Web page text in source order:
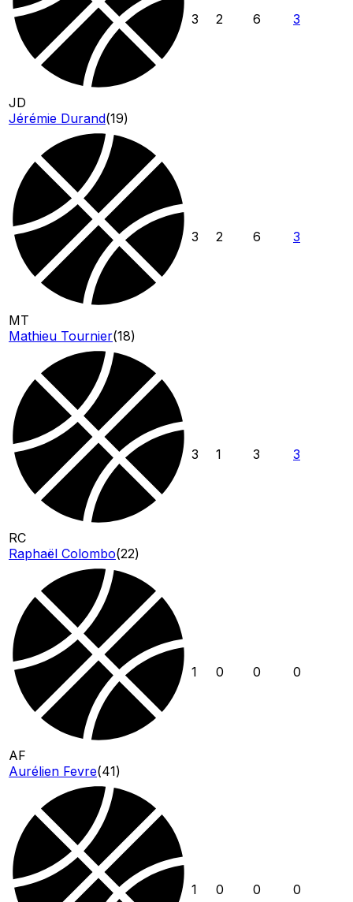
JD
Jérémie Durand(19)
3 2 6 3
MT
Mathieu Tournier(18)
3 2 6 3
RC
Raphaël Colombo(22)
3 1 3 3
AF
Aurélien Fevre(41)
1 0 0 0
1 0 0 0